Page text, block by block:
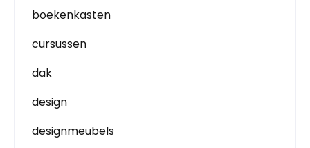
boekenkasten
cursussen
dak
design
designmeubels